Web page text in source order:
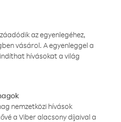
az egyenlegéhez,
vásárol. A egyenleggel a
hívásokat a világ
nemzetközi hívások
a Viber alacsony díjaival a